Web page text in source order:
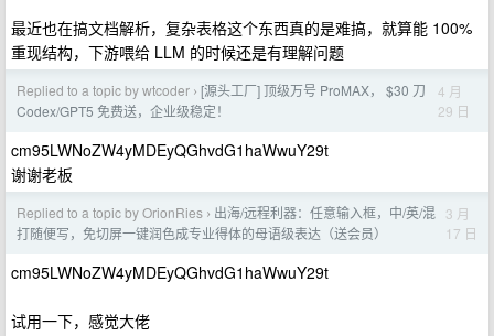
最近也在搞文档解析，复杂表格这个东西真的是难搞，就算能 100%
重现结构，下游喂给 LLM 的时候还是有理解问题
Replied to a topic by wtcoder › [源头工厂] 顶级万号 ProMAX， $30 刀
Codex/GPT5 免费送，企业级稳定！
4 月
29 日
cm95LWNoZW4yMDEyQGhvdG1haWwuY29t
谢谢老板
Replied to a topic by OrionRies › 出海/远程利器：任意输入框，中/英/混
打随便写，免切屏一键润色成专业得体的母语级表达（送会员）
3 月
17 日
cm95LWNoZW4yMDEyQGhvdG1haWwuY29t
试用一下，感觉大佬